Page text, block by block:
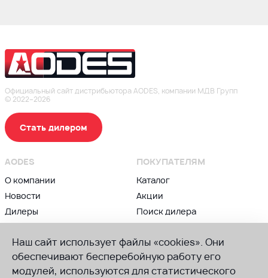
Наш сайт использует файлы «cookies». Они
обеспечивают бесперебойную работу его
модулей, используются для статистического
Официальный сайт дистрибьютора AODES, компании МДВ Групп
© 2022–2026
AODES
О компании
Новости
Дилеры
Контакты
ПОКУПАТЕЛЯМ
Каталог
Акции
Поиск дилера
Блог
ВЛАДЕЛЬЦАМ
Сервис и гарантии
ПРИСОЕДИНЯЙСЯ К AODES
Группа в ВК
Стать дилером